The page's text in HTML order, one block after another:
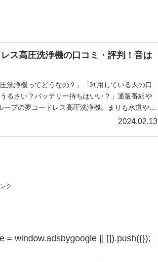
レス高圧洗浄機の口コミ・評判！音は
洗浄機ってどうなの？」「利用している人の口
るさい？バッテリー持ちはいい？」通販番組や
ープの夢コードレス高圧洗浄機。まりも水道や電
2024.02.13
ク
= window.adsbygoogle || []).push({});